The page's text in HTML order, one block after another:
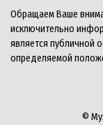
Обращаем Ваше
исключительно
является публичной
определяемой
©